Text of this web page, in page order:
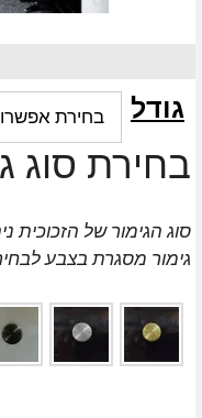
גודל
בחירת סוג
סוג הגימור של הזכוכית
גימור מסגרת בצבע